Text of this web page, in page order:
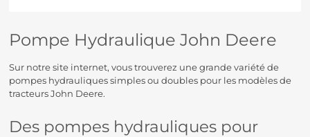
Pompe Hydraulique John Deere
Sur notre site internet, vous trouverez une grande variété de
pompes hydrauliques simples ou doubles pour les modèles de
tracteurs John Deere.
Des pompes hydrauliques pour